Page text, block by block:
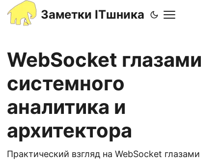
Заметки ITшника
WebSocket глазами
системного
аналитика и
архитектора
Практический взгляд на WebSocket глазами